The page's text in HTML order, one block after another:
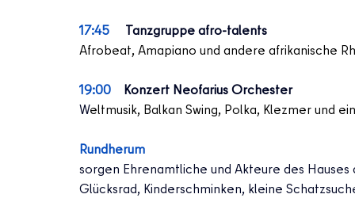
17:45
Tanzgruppe afro-talents
Afrobeat, Amapiano und andere afrikanische
19:00
Konzert Neofarius Orchester
Weltmusik, Balkan Swing, Polka, Klezmer und
Rundherum
sorgen Ehrenamtliche und Akteure des
Glücksrad, Kinderschminken, kleine